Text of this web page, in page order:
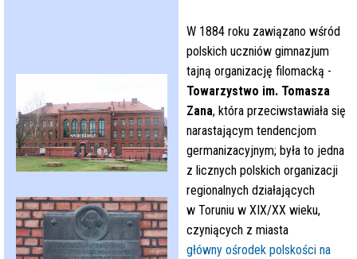
W 1884 roku zawiązano wśród
polskich uczniów gimnazjum
tajną organizację filomacką -
Towarzystwo im. Tomasza
Zana, która przeciwstawiała się
narastającym tendencjom
germanizacyjnym; była to jedna
z licznych polskich organizacji
regionalnych działających
w Toruniu w XIX/XX wieku,
czyniących z miasta
główny ośrodek polskości na